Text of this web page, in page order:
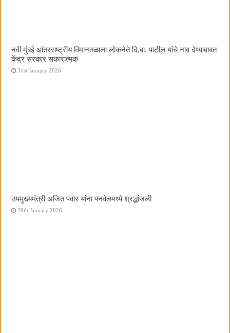
नवी मुंबई आंतरराष्ट्रीय विमानतळाला लोकनेते दि.बा. पाटील यांचे नाव देण्याबाबत
केंद्र सरकार सकारात्मक
31st January 2026
उपमुख्यमंत्री अजित पवार यांना पनवेलमध्ये श्रद्धांजली
28th January 2026